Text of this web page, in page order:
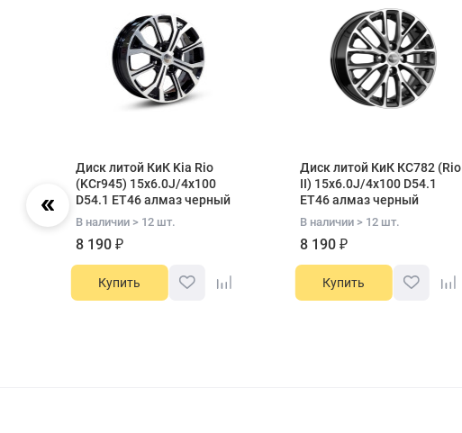
Диск литой КиК Kia Rio
(KCr945) 15x6.0J/4x100
D54.1 ET46 алмаз черный
В наличии > 12 шт.
8 190 ₽
Купить
Диск литой КиК КС782 (Rio
II) 15x6.0J/4x100 D54.1
ET46 алмаз черный
В наличии > 12 шт.
8 190 ₽
Купить